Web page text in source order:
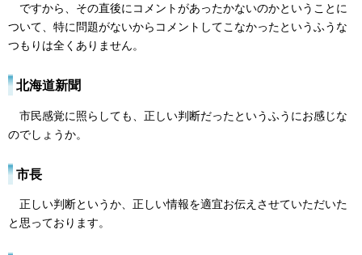
ですから、その直後にコメントがあったかないのかということに
ついて、特に問題がないからコメントしてこなかったというふうな
つもりは全くありません。
北海道新聞
市民感覚に照らしても、正しい判断だったというふうにお感じな
のでしょうか。
市長
正しい判断というか、正しい情報を適宜お伝えさせていただいた
と思っております。